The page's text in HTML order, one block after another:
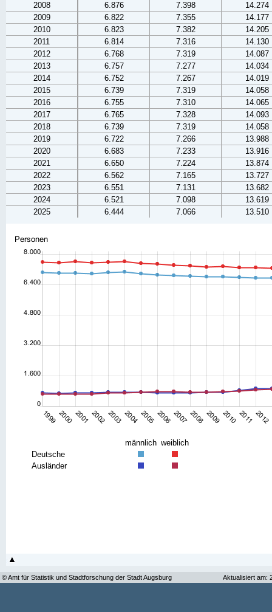
2008
6.876 7.398
14.274
2009
6.822 7.355
14.177
2010
6.823 7.382
14.205
2011
6.814 7.316
14.130
2012
6.768 7.319
14.087
2013
6.757 7.277
14.034
2014
6.752 7.267
14.019
2015
6.739 7.319
14.058
2016
6.755 7.310
14.065
2017
6.765 7.328
14.093
2018
6.739 7.319
14.058
2019
6.722 7.266
13.988
2020
6.683 7.233
13.916
2021
6.650 7.224
13.874
2022
6.562 7.165
13.727
2023
6.551 7.131
13.682
2024
6.521 7.098
13.619
2025
6.444 7.066 13.510
männlich weiblich
Deutsche
Ausländer
© Amt für Statistik und Stadtforschung der Stadt Augsburg Aktualisiert am: